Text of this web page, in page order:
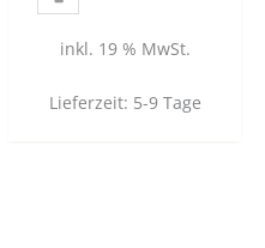
inkl. 19 % MwSt.
Lieferzeit: 5-9 Tage